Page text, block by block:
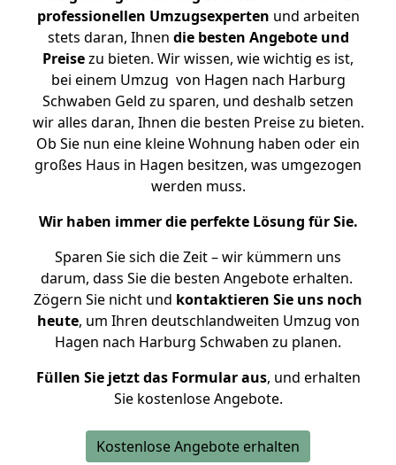
professionellen Umzugsexperten und arbeiten
stets daran, Ihnen die besten Angebote und
Preisezu bieten. Wir wissen, wie wichtig es ist,
bei einem Umzug von Hagen nach Harburg
Schwaben Geld zu sparen, und deshalb setzen
wir alles daran, Ihnen die besten Preise zu bieten.
Ob Sie nun eine kleine Wohnung haben oder ein
großes Haus in Hagen besitzen, was umgezogen
werden muss.
Wir haben immer die perfekte Lösung für Sie.
Sparen Sie sich die Zeit – wir kümmern uns
darum, dass Sie die besten Angebote erhalten.
Zögern Sie nicht und kontaktieren Sie uns noch
heute, um Ihren deutschlandweiten Umzug von
Hagen nach Harburg Schwaben zu planen.
Füllen Sie jetzt das Formular aus, und erhalten
Sie kostenlose Angebote.
Kostenlose Angebote erhalten